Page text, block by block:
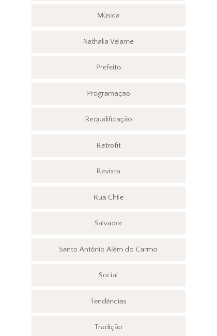
Música
Nathalia Velame
Prefeito
Programação
Requalificação
Retrofit
Revista
Rua Chile
Salvador
Santo Antônio Além do Carmo
Social
Tendências
Tradição